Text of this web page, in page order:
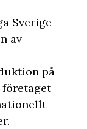
Sverige
av
på